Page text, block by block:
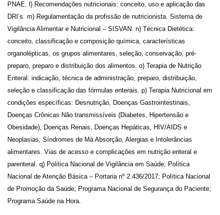
PNAE. l) Recomendações nutricionais: conceito, uso e aplicação das
DRI’s. m) Regulamentação da profissão de nutricionista. Sistema de
Vigilância Alimentar e Nutricional – SISVAN. n) Técnica Dietética:
conceito, classificação e composição química, características
organolépticas, os grupos alimentares, seleção, conservação, pré-
preparo, preparo e distribuição dos alimentos. o) Terapia de Nutrição
Enteral: indicação, técnica de administração, preparo, distribuição,
seleção e classificação das fórmulas enterais. p) Terapia Nutricional em
condições específicas: Desnutrição, Doenças Gastrointestinais,
Doenças Crônicas Não transmissíveis (Diabetes, Hipertensão e
Obesidade), Doenças Renais, Doenças Hepáticas, HIV/AIDS e
Neoplasias, Síndromes de Má Absorção, Alergias e Intolerâncias
alimentares. Vias de acesso e complicações em nutrição enteral e
parenteral. q) Política Nacional de Vigilância em Saúde; Política
Nacional de Atenção Básica – Portaria nº 2.436/2017; Política Nacional
de Promoção da Saúde; Programa Nacional de Segurança do Paciente;
Programa Saúde na Hora.